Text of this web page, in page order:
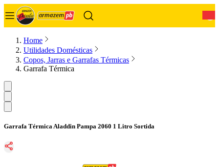
Home
Utilidades Domésticas
Copos, Jarras e Garrafas Térmicas
Garrafa Térmica
Garrafa Térmica Aladdin Pampa 2060 1 Litro Sortida